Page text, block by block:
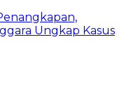
Ungkap Kasus